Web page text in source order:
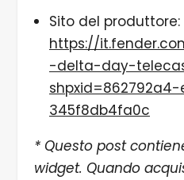
Sito del produttore:
https://
-delta-day-
345f8db4fa0c
* Questo post
widget. Quando